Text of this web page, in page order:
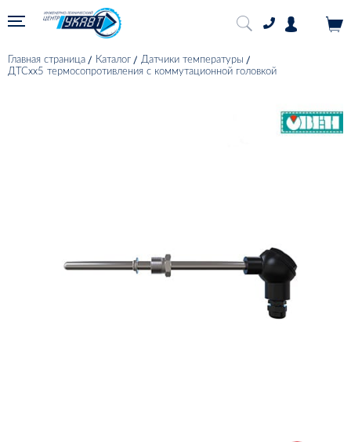
Главная страница Каталог
Датчики температуры
ДТСхх5 термосопротивления с коммутационной головкой